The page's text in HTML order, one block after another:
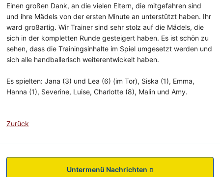
Einen großen Dank, an die vielen Eltern, die mitgefahren sind
und ihre Mädels von der ersten Minute an unterstützt haben. Ihr
ward großartig. Wir Trainer sind sehr stolz auf die Mädels, die
sich in der kompletten Runde gesteigert haben. Es ist schön zu
sehen, dass die Trainingsinhalte im Spiel umgesetzt werden und
sich alle handballerisch weiterentwickelt haben.
Es spielten: Jana (3) und Lea (6) (im Tor), Siska (1), Emma,
Hanna (1), Severine, Luise, Charlotte (8), Malin und Amy.
Zurück
Untermenü Nachrichten